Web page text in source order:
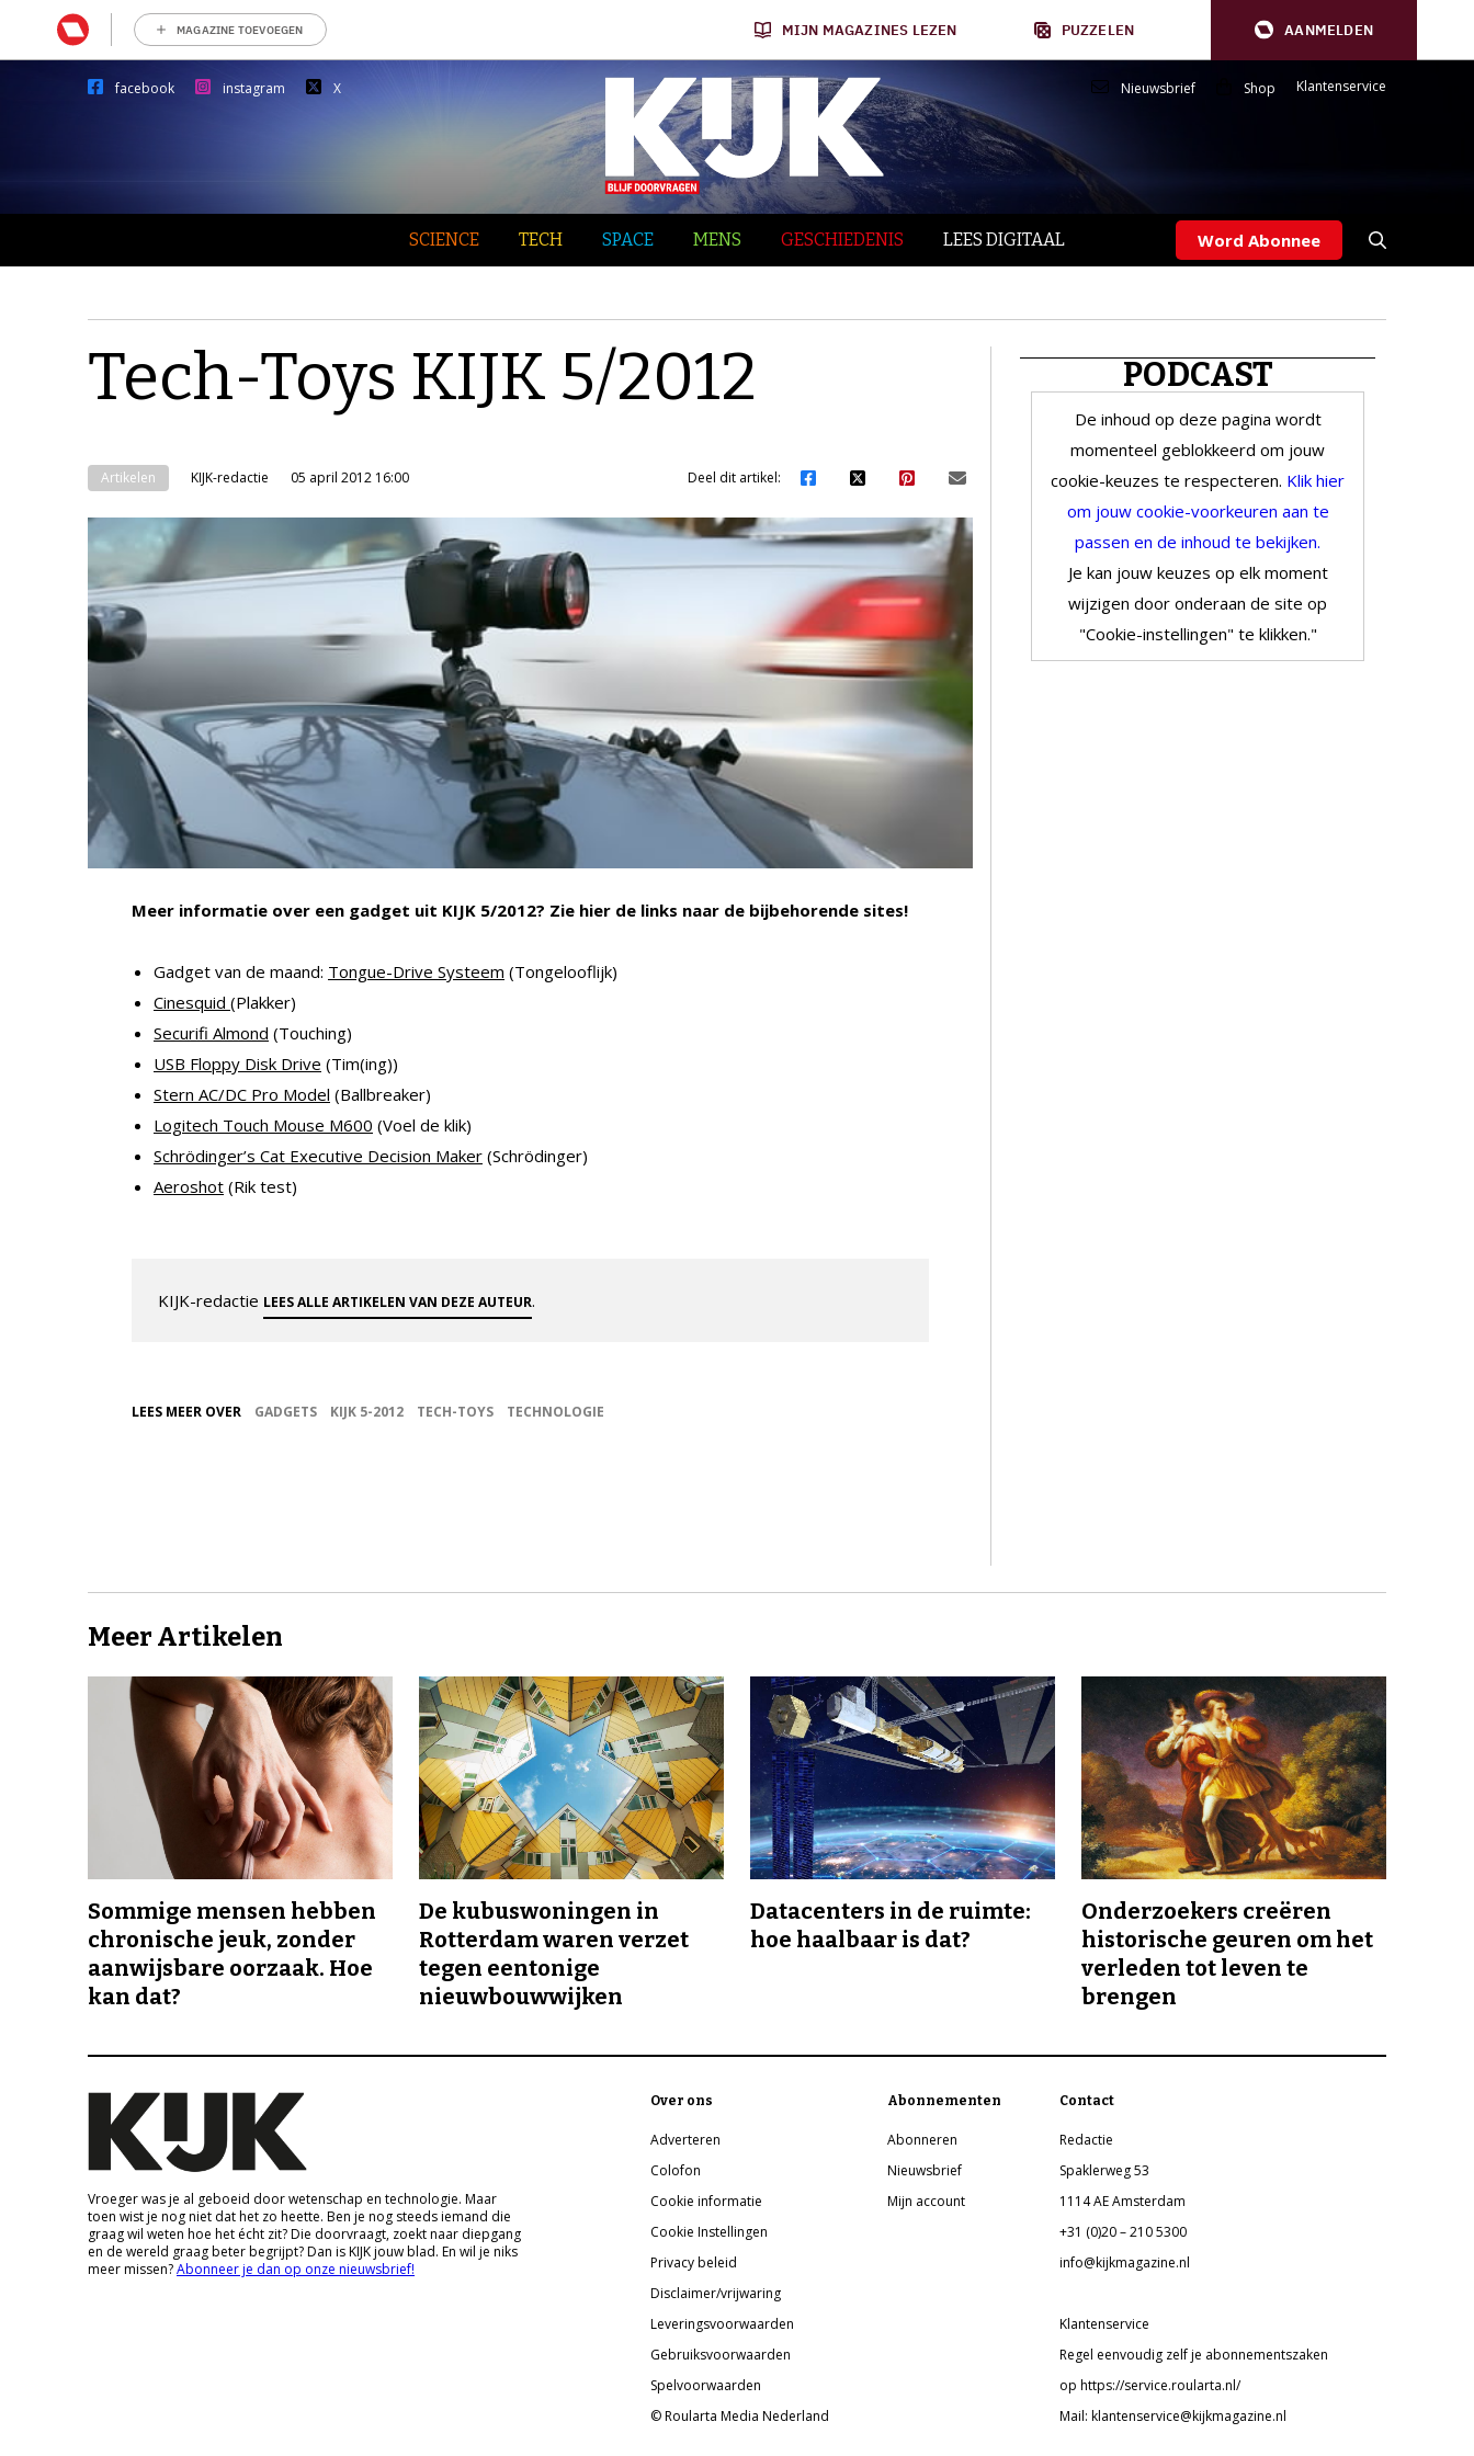
MAGAZINE TOEVOEGEN MIJN MAGAZINES LEZEN PUZZELEN AANMELDEN
facebook instagram X Nieuwsbrief Shop Klantenservice
SCIENCE TECH SPACE MENS GESCHIEDENIS LEES DIGITAAL Word Abonnee
Tech-Toys KIJK 5/2012
Artikelen KIJK-redactie 05 april 2012 16:00 Deel dit artikel:
Meer informatie over een gadget uit KIJK 5/2012? Zie hier de links naar de bijbehorende sites!
Gadget van de maand: Tongue-Drive Systeem (Tongelooflijk)
Cinesquid (Plakker)
Securifi Almond (Touching)
USB Floppy Disk Drive (Tim(ing))
Stern AC/DC Pro Model (Ballbreaker)
Logitech Touch Mouse M600 (Voel de klik)
Schrödinger’s Cat Executive Decision Maker (Schrödinger)
Aeroshot (Rik test)
KIJK-redactie LEES ALLE ARTIKELEN VAN DEZE AUTEUR.
LEES MEER OVER GADGETS KIJK 5-2012 TECH-TOYS TECHNOLOGIE
PODCAST
De inhoud op deze pagina wordt
momenteel geblokkeerd om jouw
cookie-keuzes te respecteren. Klik hier
om jouw cookie-voorkeuren aan te
passen en de inhoud te bekijken.
Je kan jouw keuzes op elk moment
wijzigen door onderaan de site op
"Cookie-instellingen" te klikken."
Meer Artikelen
Sommige mensen hebben
chronische jeuk, zonder
aanwijsbare oorzaak. Hoe
kan dat?
De kubuswoningen in
Rotterdam waren verzet
tegen eentonige
nieuwbouwwijken
Datacenters in de ruimte:
hoe haalbaar is dat?
Onderzoekers creëren
historische geuren om het
verleden tot leven te
brengen
Vroeger was je al geboeid door wetenschap en technologie. Maar
toen wist je nog niet dat het zo heette. Ben je nog steeds iemand die
graag wil weten hoe het écht zit? Die doorvraagt, zoekt naar diepgang
en de wereld graag beter begrijpt? Dan is KIJK jouw blad. En wil je niks
meer missen?Abonneer je dan op onze nieuwsbrief!
Over ons
Adverteren
Colofon
Cookie informatie
Cookie Instellingen
Privacy beleid
Disclaimer/vrijwaring
Leveringsvoorwaarden
Gebruiksvoorwaarden
Spelvoorwaarden
© Roularta Media Nederland
Abonnementen
Abonneren
Nieuwsbrief
Mijn account
Contact
Redactie
Spaklerweg 53
1114 AE Amsterdam
+31 (0)20 – 210 5300
info@kijkmagazine.nl
Klantenservice
Regel eenvoudig zelf je abonnementszaken
op https://service.roularta.nl/
Mail: klantenservice@kijkmagazine.nl